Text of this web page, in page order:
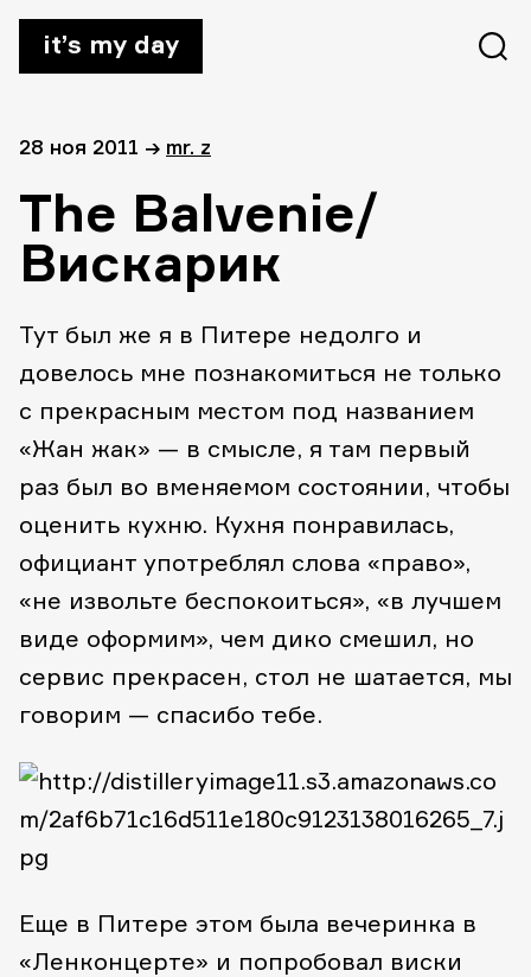
it’s my day
28 ноя 2011 → mr. z
The Balvenie/
Вискарик
Тут был же я в Питере недолго и
довелось мне познакомиться не только
с прекрасным местом под названием
«Жан жак» — в смысле, я там первый
раз был во вменяемом состоянии, чтобы
оценить кухню. Кухня понравилась,
официант употреблял слова «право»,
«не извольте беспокоиться», «в лучшем
виде оформим», чем дико смешил, но
сервис прекрасен, стол не шатается, мы
говорим — спасибо тебе.
Еще в Питере этом была вечеринка в
«Ленконцерте» и попробовал виски